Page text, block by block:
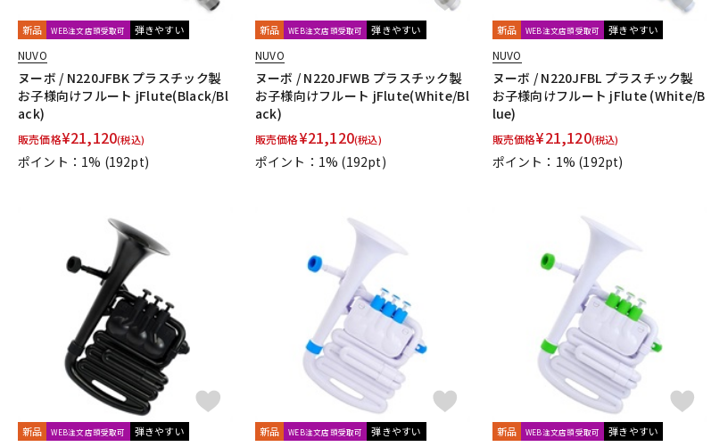
新品 WEB注文店頭受取可 弾きやすい
NUVO
ヌーボ / N220JFBK プラスチック製
お子様向けフルート jFlute(Black/Bl
ack)
販売価格¥21,120(税込)
ポイント：1% (192pt)
新品 WEB注文店頭受取可 弾きやすい
NUVO
ヌーボ / N220JFWB プラスチック製
お子様向けフルート jFlute(White/Bl
ack)
販売価格¥21,120(税込)
ポイント：1% (192pt)
新品 WEB注文店頭受取可 弾きやすい
NUVO
ヌーボ / N220JFBL プラスチック製
お子様向けフルート jFlute (White/B
lue)
販売価格¥21,120(税込)
ポイント：1% (192pt)
新品 WEB注文店頭受取可 弾きやすい 新品 WEB注文店頭受取可 弾きやすい 新品 WEB注文店頭受取可 弾きやすい